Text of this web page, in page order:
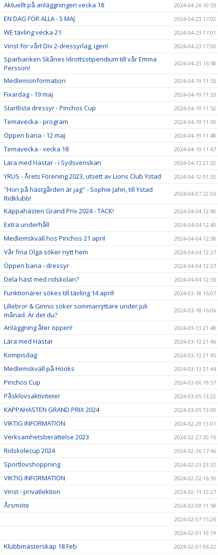
Aktuellt på anläggningen vecka 18 2024-04-26 10:53
EN DAG FÖR ALLA - 5 MAJ 2024-04-23 17:02
WE tävling vecka 21 2024-04-23 17:01
Vinst för vårt Div 2-dressyrlag, igen! 2024-04-23 17:00
Sparbanken Skånes Idrottsstipendium till vår Emma
Persson!
2024-04-23 16:58
Medlemsinformation 2024-04-19 11:53
Fixardag - 19 maj 2024-04-19 11:53
Startlista dressyr - Pinchos Cup 2024-04-19 11:52
Temavecka - program 2024-04-19 11:50
Öppen bana - 12 maj 2024-04-19 11:48
Temavecka - vecka 18 2024-04-19 11:47
Lära med Hästar - i Sydsvenskan 2024-04-13 21:32
YRUS - Årets Förening 2023, utsett av Lions Club Ystad 2024-04-12 01:32
"Hon på hästgården är jag" - Sophie Jahn, till Ystad
Ridklubb!
2024-04-07 22:06
Käppahästen Grand Prix 2024 - TACK! 2024-04-04 12:40
Extra underhåll 2024-04-04 12:40
Medlemskväll hos Pinchos 21 april 2024-04-04 12:38
Vår fina Olga söker nytt hem 2024-04-04 12:37
Öppen bana - dressyr 2024-04-04 12:37
Dela häst med ridskolan? 2024-04-04 12:36
Funktionärer sökes till tävling 14 april! 2024-03-18 16:07
Lillebror & Ginnis söker sommarryttare under juli
månad. Är det du?
2024-03-18 16:06
Anläggning åter öppen! 2024-03-13 21:48
Lära med Hästar 2024-03-13 21:46
Kompisdag 2024-03-13 21:45
Medlemskväll på Hööks 2024-03-13 21:44
Pinchos Cup 2024-03-06 19:37
Påsklovsaktiviteter 2024-03-05 13:22
KÄPPAHÄSTEN GRAND PRIX 2024 2024-03-05 13:00
VIKTIG INFORMATION 2024-02-29 13:01
Verksamhetsberättelse 2023 2024-02-27 20:16
Ridskolecup 2024 2024-02-26 17:46
Sportlovshoppning 2024-02-23 23:32
VIKTIG INFORMATION 2024-02-22 16:59
Vinst - privatlektion 2024-02-11 12:27
Årsmöte
2024-02-09 11:58
2024-02-07 15:26
2024-02-01 10:19
Klubbmästerskap 18 Feb 2024-02-01 06:22